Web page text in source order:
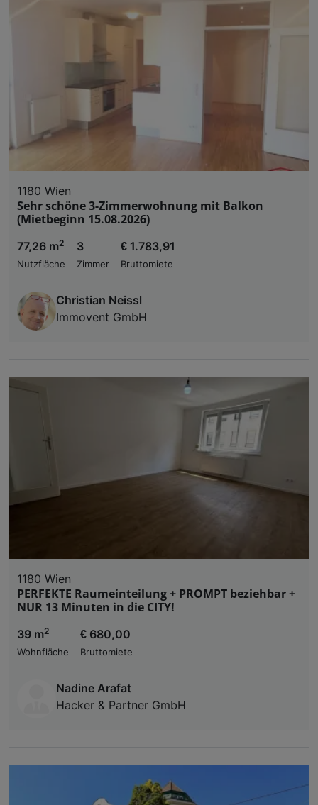
1180 Wien
Sehr schöne 3-Zimmerwohnung mit Balkon
(Mietbeginn 15.08.2026)
77,26 m2
Nutzfläche
3
Zimmer
€ 1.783,91
Bruttomiete
Christian Neissl
Immovent GmbH
1180 Wien
PERFEKTE Raumeinteilung + PROMPT beziehbar +
NUR 13 Minuten in die CITY!
39 m2
Wohnfläche
€ 680,00
Bruttomiete
Nadine Arafat
Hacker & Partner GmbH